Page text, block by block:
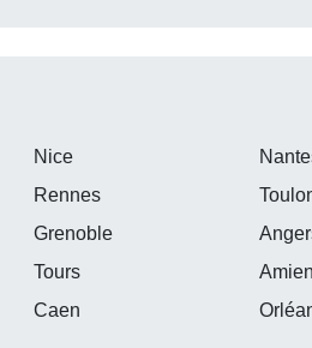
Nice
Rennes
Grenoble
Tours
Caen